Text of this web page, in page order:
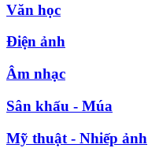
Văn học
Điện ảnh
Âm nhạc
Sân khấu - Múa
Mỹ thuật - Nhiếp ảnh